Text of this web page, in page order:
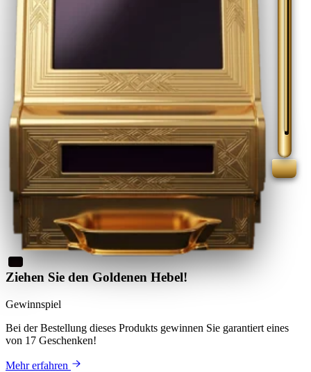
Ziehen Sie den Goldenen Hebel!
Gewinnspiel
Bei der Bestellung dieses Produkts gewinnen Sie garantiert eines
von 17 Geschenken!
Mehr erfahren